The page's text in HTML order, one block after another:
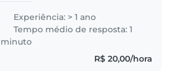
e escolares. Sou uma pessoa
cuidadosa, criativa e paciente.
Além de ler, desenhar e cantar..
Experiência: > 1 ano
Tempo médio de resposta: 1
minuto
R$ 20,00/hora